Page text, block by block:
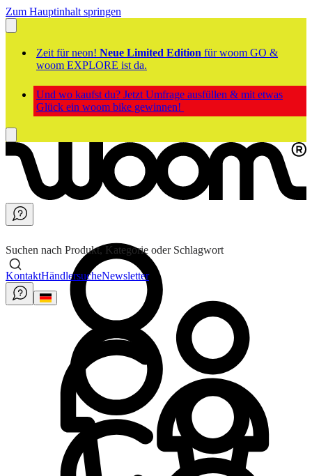
Zum Hauptinhalt springen
Zeit für neon! Neue Limited Edition für woom GO &
woom EXPLORE ist da.
Und wo kaufst du? Jetzt Umfrage ausfüllen & mit etwas
Glück ein woom bike gewinnen!
Suchen nach Produkt, Kategorie oder Schlagwort
KontaktHändlersucheNewsletter